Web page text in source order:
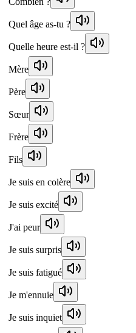
Quel âge as-tu ?
Quelle heure est-il ?
Mère
Père
Sœur
Frère
Fils
Je suis en colère
Je suis excité
J'ai peur
Je suis surpris
Je suis fatigué
Je m'ennuie
Je suis inquiet